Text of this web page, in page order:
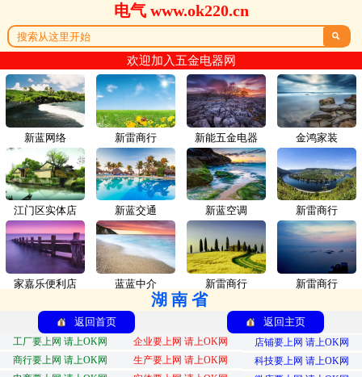
电气 www.ok220.cn

欢迎加入五金电器网
新蓝网络 新雷商行
江门区实体店 新蓝交通
家嘉乐便利店 蓝蓝中介
新能五金电器 金鸿家装
新蓝空调 新雷商行
新雷商行 新雷商行
湖南省
返回首页 返回主页
工厂要上网 请上OK网 企业要上网 请上OK网
店铺要上网 请上OK网
商行要上网 请上OK网
生产要上网 请上OK网
科技要上网 请上OK网